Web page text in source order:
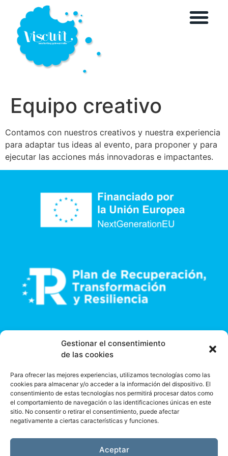
Gestionar el consentimiento
de las cookies
Para ofrecer las mejores experiencias, utilizamos tecnologías como las
cookies para almacenar y/o acceder a la información del dispositivo. El
consentimiento de estas tecnologías nos permitirá procesar datos como
el comportamiento de navegación o las identificaciones únicas en este
sitio. No consentir o retirar el consentimiento, puede afectar
negativamente a ciertas características y funciones.
Aceptar
Equipo creativo
Contamos con nuestros creativos y nuestra experiencia
para adaptar tus ideas al evento, para proponer y para
ejecutar las acciones más innovadoras e impactantes.